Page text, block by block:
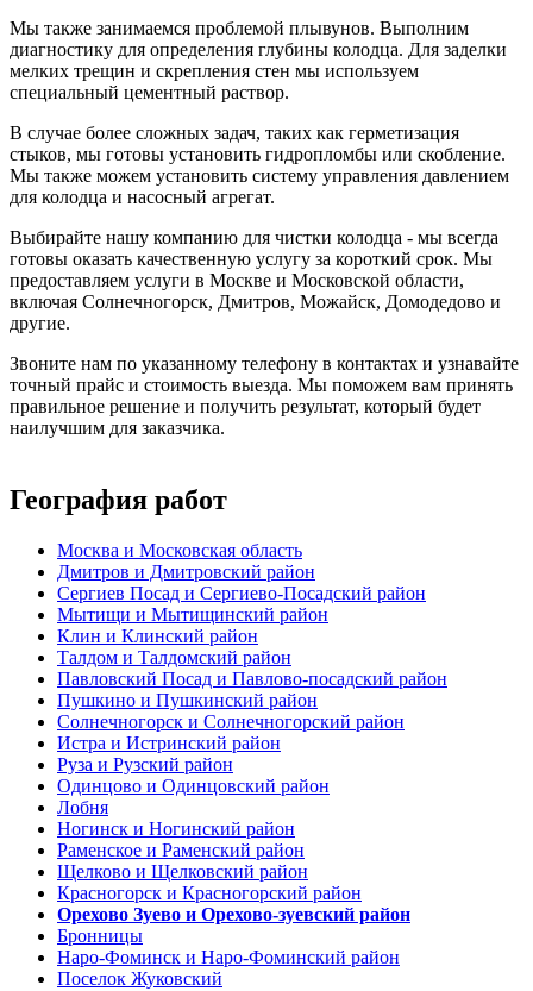
Мы также занимаемся проблемой плывунов. Выполним
диагностику для определения глубины колодца. Для заделки
мелких трещин и скрепления стен мы используем
специальный цементный раствор.
В случае более сложных задач, таких как герметизация
стыков, мы готовы установить гидропломбы или скобление.
Мы также можем установить систему управления давлением
для колодца и насосный агрегат.
Выбирайте нашу компанию для чистки колодца - мы всегда
готовы оказать качественную услугу за короткий срок. Мы
предоставляем услуги в Москве и Московской области,
включая Солнечногорск, Дмитров, Можайск, Домодедово и
другие.
Звоните нам по указанному телефону в контактах и узнавайте
точный прайс и стоимость выезда. Мы поможем вам принять
правильное решение и получить результат, который будет
наилучшим для заказчика.
География работ
Москва и Московская область
Дмитров и Дмитровский район
Сергиев Посад и Сергиево-Посадский район
Мытищи и Мытищинский район
Клин и Клинский район
Талдом и Талдомский район
Павловский Посад и Павлово-посадский район
Пушкино и Пушкинский район
Солнечногорск и Солнечногорский район
Истра и Истринский район
Руза и Рузский район
Одинцово и Одинцовский район
Лобня
Ногинск и Ногинский район
Раменское и Раменский район
Щелково и Щелковский район
Красногорск и Красногорский район
Орехово Зуево и Орехово-зуевский район
Бронницы
Наро-Фоминск и Наро-Фоминский район
Поселок Жуковский